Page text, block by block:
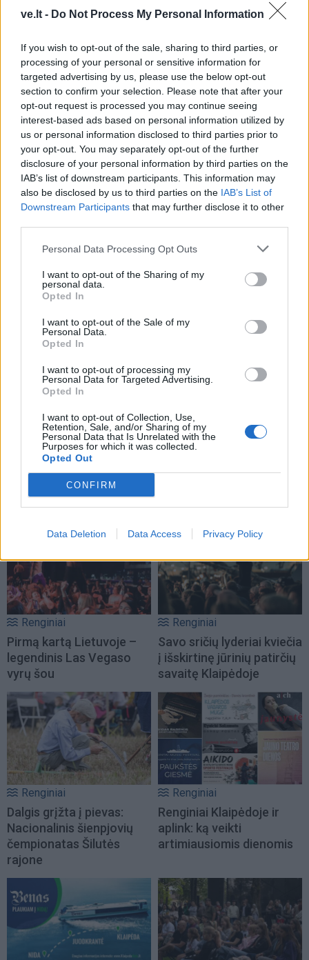
ve.lt - Do Not Process My Personal Information
If you wish to opt-out of the sale, sharing to third parties, or
processing of your personal or sensitive information for
targeted advertising by us, please use the below opt-out
section to confirm your selection. Please note that after your
opt-out request is processed you may continue seeing
interest-based ads based on personal information utilized by
us or personal information disclosed to third parties prior to
your opt-out. You may separately opt-out of the further
disclosure of your personal information by third parties on the
IAB’s list of downstream participants. This information may
also be disclosed by us to third parties on the IAB’s List of
Downstream Participants that may further disclose it to other
Personal Data Processing Opt Outs
I want to opt-out of the Sharing of my
personal data.
Opted In
I want to opt-out of the Sale of my
Personal Data.
Opted In
I want to opt-out of processing my
Personal Data for Targeted Advertising.
Opted In
I want to opt-out of Collection, Use,
Retention, Sale, and/or Sharing of my
Personal Data that Is Unrelated with the
Purposes for which it was collected.
Opted Out
CONFIRM
Data Deletion Data Access Privacy Policy
Komentaras
Sutinku sutaisyklėmis
This site is protected by
reCAPTCHA and the Google
Serviceapply.
TAIP PAT SKAITYKITE
Renginiai
Pirmą kartą Lietuvoje –
legendinis Las Vegaso
vyrų šou
Renginiai
Savo sričių lyderiai kviečia
į išskirtinę jūrinių patirčių
savaitę Klaipėdoje
Renginiai
Dalgis grįžta į pievas:
Nacionalinis šienpjovių
čempionatas Šilutės
rajone
Renginiai
Renginiai Klaipėdoje ir
aplink: ką veikti
artimiausiomis dienomis